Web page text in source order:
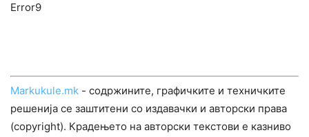
Error9
Markukule.mk - содржините, графичките и техничките
решенија се заштитени со издавачки и авторски права
(copyright). Крадењето на авторски текстови е казниво